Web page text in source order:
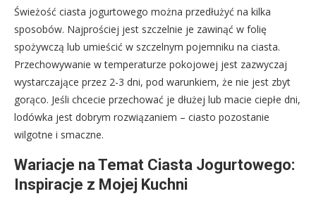
Świeżość ciasta jogurtowego można przedłużyć na kilka
sposobów. Najprościej jest szczelnie je zawinąć w folię
spożywczą lub umieścić w szczelnym pojemniku na ciasta.
Przechowywanie w temperaturze pokojowej jest zazwyczaj
wystarczające przez 2-3 dni, pod warunkiem, że nie jest zbyt
gorąco. Jeśli chcecie przechować je dłużej lub macie ciepłe dni,
lodówka jest dobrym rozwiązaniem – ciasto pozostanie
wilgotne i smaczne.
Wariacje na Temat Ciasta Jogurtowego:
Inspiracje z Mojej Kuchni